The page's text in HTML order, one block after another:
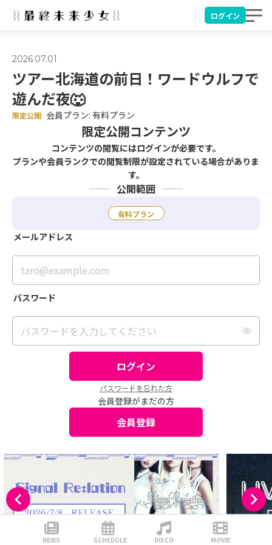
ログイン
2026.07.01
ツアー北海道の前日！ワードウルフで
遊んだ夜🐺
限定公開 会員プラン: 有料プラン
限定公開コンテンツ
コンテンツの閲覧にはログインが必要です。
プランや会員ランクでの閲覧制限が設定されている場合がありま
す。
公開範囲
有料プラン
メールアドレス
taro@example.com
パスワード
パスワードを入力してください
ログイン
パスワードを忘れた方
会員登録がまだの方
会員登録
NEWS SCHEDULE DISCO MOVIE